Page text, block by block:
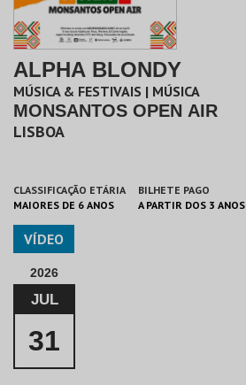
ALPHA BLONDY
MÚSICA & FESTIVAIS | MÚSICA
MONSANTOS OPEN AIR
LISBOA
CLASSIFICAÇÃO ETÁRIA
MAIORES DE 6 ANOS
BILHETE PAGO
A PARTIR DOS 3 ANOS
VÍDEO
2026
JUL
31